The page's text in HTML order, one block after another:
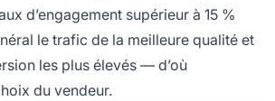
d’engagement supérieur à 15 %
le trafic de la meilleure qualité et
les plus élevés — d’où
du vendeur.